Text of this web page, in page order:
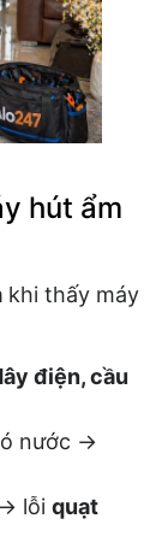
hút ẩm
khi thấy máy
điện, cầu
nước →
lỗi quạt